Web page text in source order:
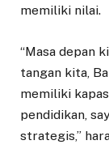
memiliki nilai.
“Masa depan
tangan kita,
memiliki
pendidikan,
strategis,”